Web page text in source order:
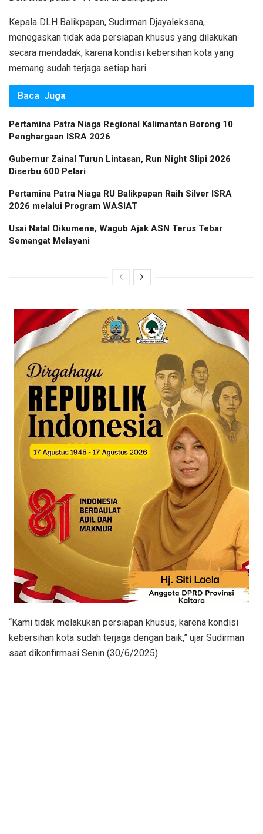
Kepala DLH Balikpapan, Sudirman Djayaleksana,
menegaskan tidak ada persiapan khusus yang dilakukan
secara mendadak, karena kondisi kebersihan kota yang
memang sudah terjaga setiap hari.
Baca Juga
Pertamina Patra Niaga Regional Kalimantan Borong 10
Penghargaan ISRA 2026
Gubernur Zainal Turun Lintasan, Run Night Slipi 2026
Diserbu 600 Pelari
Pertamina Patra Niaga RU Balikpapan Raih Silver ISRA
2026 melalui Program WASIAT
Usai Natal Oikumene, Wagub Ajak ASN Terus Tebar
Semangat Melayani
“Kami tidak melakukan persiapan khusus, karena kondisi
kebersihan kota sudah terjaga dengan baik,” ujar Sudirman
saat dikonfirmasi Senin (30/6/2025).